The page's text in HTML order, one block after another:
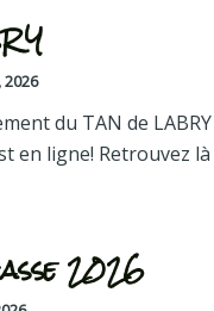
2026
du TAN de
en ligne! Retrouvez là
2026